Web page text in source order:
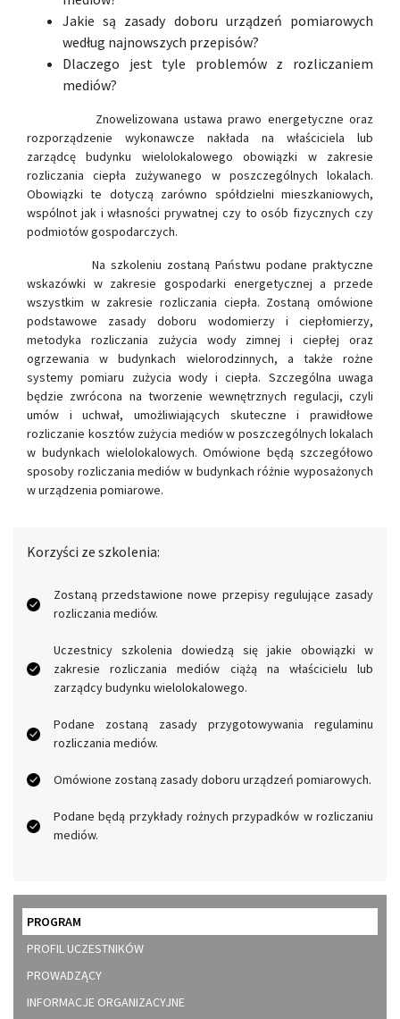
Jakie są zasady doboru urządzeń pomiarowych
według najnowszych przepisów?
Dlaczego jest tyle problemów z rozliczaniem
mediów?
Znowelizowana ustawa prawo energetyczne oraz
rozporządzenie wykonawcze nakłada na właściciela lub
zarządcę budynku wielolokalowego obowiązki w zakresie
rozliczania ciepła zużywanego w poszczególnych lokalach.
Obowiązki te dotyczą zarówno spółdzielni mieszkaniowych,
wspólnot jak i własności prywatnej czy to osób fizycznych czy
podmiotów gospodarczych.
Na szkoleniu zostaną Państwu podane praktyczne
wskazówki w zakresie gospodarki energetycznej a przede
wszystkim w zakresie rozliczania ciepła. Zostaną omówione
podstawowe zasady doboru wodomierzy i ciepłomierzy,
metodyka rozliczania zużycia wody zimnej i ciepłej oraz
ogrzewania w budynkach wielorodzinnych, a także rożne
systemy pomiaru zużycia wody i ciepła. Szczególna uwaga
będzie zwrócona na tworzenie wewnętrznych regulacji, czyli
umów i uchwał, umożliwiających skuteczne i prawidłowe
rozliczanie kosztów zużycia mediów w poszczególnych lokalach
w budynkach wielolokalowych. Omówione będą szczegółowo
sposoby rozliczania mediów w budynkach różnie wyposażonych
w urządzenia pomiarowe.
Korzyści ze szkolenia:
Zostaną przedstawione nowe przepisy regulujące zasady
rozliczania mediów.
Uczestnicy szkolenia dowiedzą się jakie obowiązki w
zakresie rozliczania mediów ciążą na właścicielu lub
zarządcy budynku wielolokalowego.
Podane zostaną zasady przygotowywania regulaminu
rozliczania mediów.
Omówione zostaną zasady doboru urządzeń pomiarowych.
Podane będą przykłady rożnych przypadków w rozliczaniu
mediów.
PROGRAM
PROFIL UCZESTNIKÓW
PROWADZĄCY
INFORMACJE ORGANIZACYJNE